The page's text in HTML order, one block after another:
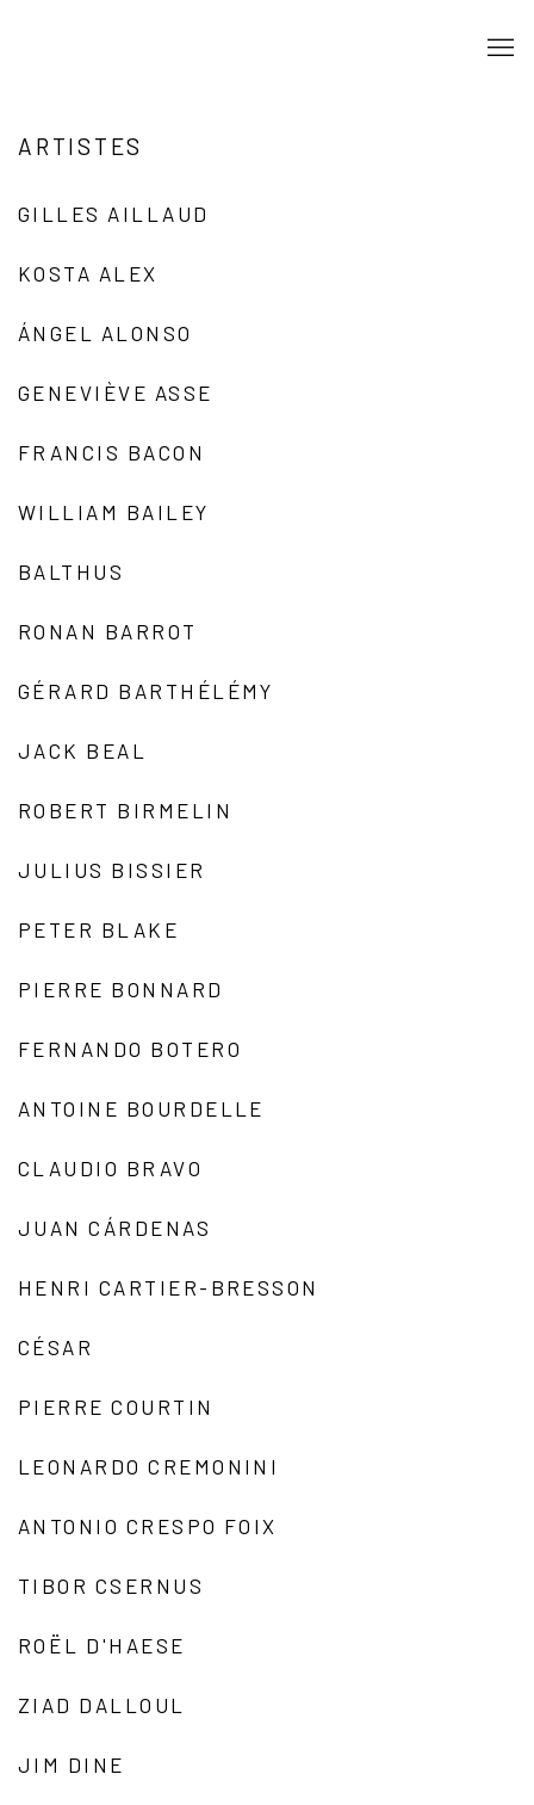
ARTISTES
GILLES AILLAUD
KOSTA ALEX
ÁNGEL ALONSO
GENEVIÈVE ASSE
FRANCIS BACON
WILLIAM BAILEY
BALTHUS
RONAN BARROT
GÉRARD BARTHÉLÉMY
JACK BEAL
ROBERT BIRMELIN
JULIUS BISSIER
PETER BLAKE
PIERRE BONNARD
FERNANDO BOTERO
ANTOINE BOURDELLE
CLAUDIO BRAVO
JUAN CÁRDENAS
HENRI CARTIER-BRESSON
CÉSAR
PIERRE COURTIN
LEONARDO CREMONINI
ANTONIO CRESPO FOIX
TIBOR CSERNUS
ROËL D'HAESE
ZIAD DALLOUL
JIM DINE